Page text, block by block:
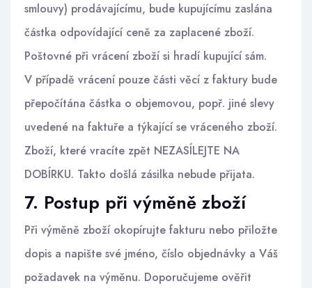
smlouvy) prodávajícímu, bude kupujícímu zaslána
částka odpovídající ceně za zaplacené zboží.
Poštovné při vrácení zboží si hradí kupující sám.
V případě vrácení pouze části věcí z faktury bude
přepočítána částka o objemovou, popř. jiné slevy
uvedené na faktuře a týkající se vráceného zboží.
Zboží, které vracíte zpět NEZASÍLEJTE NA
DOBÍRKU. Takto došlá zásilka nebude přijata.
7. Postup při výměně zboží
Při výměně zboží okopírujte fakturu nebo přiložte
dopis a napište své jméno, číslo objednávky a Váš
požadavek na výměnu. Doporučujeme ověřit